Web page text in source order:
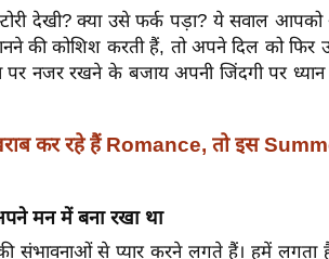
देखी? क्या उसे फर्क पड़ा? ये सवाल
की कोशिश करती हैं, तो अपने दिल को फिर
पर नजर रखने के बजाय अपनी जिंदगी पर
कर रहे हैं Romance, तो इस
मन में बना रखा था
संभावनाओं से प्यार करने लगते हैं। हमें लगता